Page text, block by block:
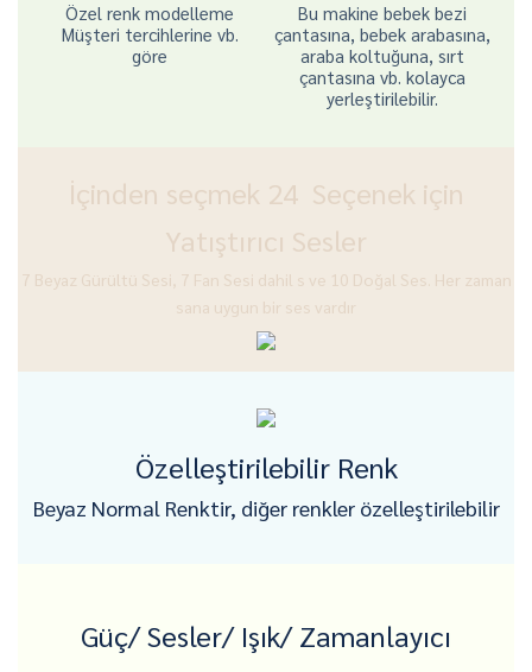
Özel renk modelleme
Müşteri tercihlerine vb.
göre
Bu makine bebek bezi
çantasına, bebek arabasına,
araba koltuğuna, sırt
çantasına vb. kolayca
yerleştirilebilir.
İçinden seçmek 24 Seçenek için
Yatıştırıcı Sesler
7 Beyaz Gürültü Sesi, 7 Fan Sesi dahil s ve 10 Doğal Ses. Her zaman
sana uygun bir ses vardır
Özelleştirilebilir Renk
Beyaz Normal Renktir, diğer renkler özelleştirilebilir
Güç/ Sesler/ Işık/ Zamanlayıcı